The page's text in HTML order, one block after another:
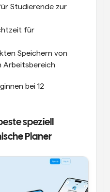
Studierende zur
für
Speichern von
Arbeitsbereich
bei 12
speziell
Planer